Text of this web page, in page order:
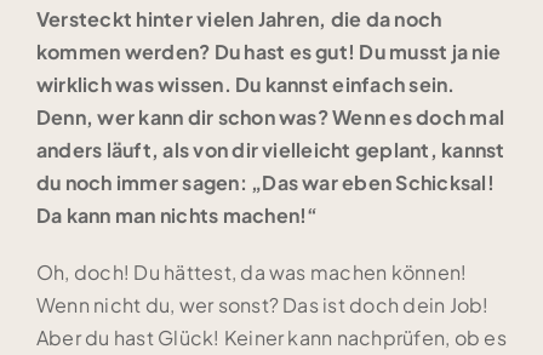
Versteckt hinter vielen Jahren, die da noch
kommen werden? Du hast es gut! Du musst ja nie
wirklich was wissen. Du kannst einfach sein.
Denn, wer kann dir schon was? Wenn es doch mal
anders läuft, als von dir vielleicht geplant, kannst
du noch immer sagen: „Das war eben Schicksal!
Da kann man nichts machen!“
Oh, doch! Du hättest, da was machen können!
Wenn nicht du, wer sonst? Das ist doch dein Job!
Aber du hast Glück! Keiner kann nachprüfen, ob es